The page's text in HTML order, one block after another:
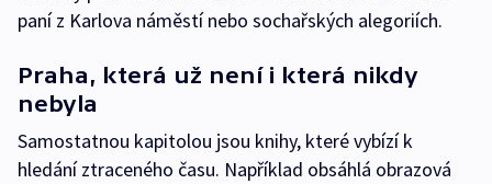
paní z Karlova náměstí nebo sochařských alegoriích.
Praha, která už není i která nikdy
nebyla
Samostatnou kapitolou jsou knihy, které vybízí k
hledání ztraceného času. Například obsáhlá obrazová